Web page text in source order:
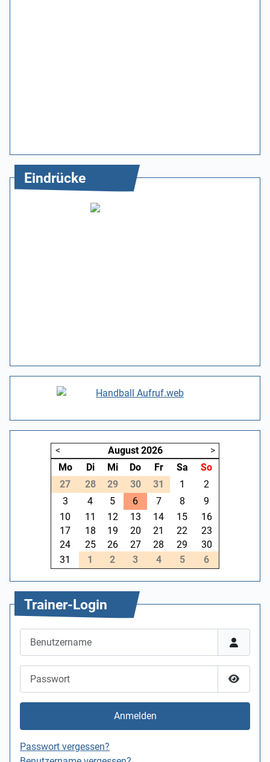
Eindrücke
< August 2026
>
Mo
Di Mi Do Fr Sa
So
27
28 29 30 31 1
2
3
4 5 6 7 8
9
10
11 12 13 14 15
16
17
18 19 20 21 22
23
24
25 26 27 28 29
30
31
1 2 3 4 5 6
Trainer-Login
Anmelden
Passwort vergessen?